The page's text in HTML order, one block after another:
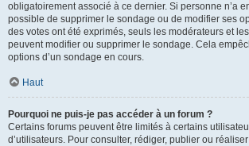
obligatoirement associé à ce dernier. Si personne n’a
possible de supprimer le sondage ou de modifier ses
des votes ont été exprimés, seuls les modérateurs et
peuvent modifier ou supprimer le sondage. Cela
options d’un sondage en cours.
Haut
Pourquoi ne puis-je pas accéder à un forum ?
Certains forums peuvent être limités à certains
d’utilisateurs. Pour consulter, rédiger, publier ou